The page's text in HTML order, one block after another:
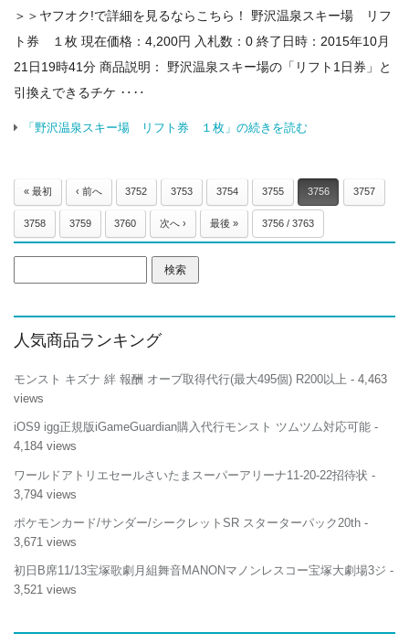
＞＞ヤフオク!で詳細を見るならこちら！ 野沢温泉スキー場 リフ
ト券 １枚 現在価格：4,200円 入札数：0 終了日時：2015年10月
21日19時41分 商品説明： 野沢温泉スキー場の「リフト1日券」と
引換えできるチケ ‥‥
「野沢温泉スキー場 リフト券 １枚」の続きを読む
« 最初 ‹ 前へ 3752 3753 3754 3755 3756 3757
3758 3759 3760 次へ › 最後 » 3756 / 3763
索:
人気商品ランキング
モンスト キズナ 絆 報酬 オーブ取得代行(最大495個) R200以上 - 4,463
views
iOS9 igg正規版iGameGuardian購入代行モンスト ツムツム対応可能 -
4,184 views
ワールドアトリエセールさいたまスーパーアリーナ11-20-22招待状 -
3,794 views
ポケモンカード/サンダー/シークレットSR スターターパック20th -
3,671 views
初日B席11/13宝塚歌劇月組舞音MANONマノンレスコー宝塚大劇場3ジ -
3,521 views